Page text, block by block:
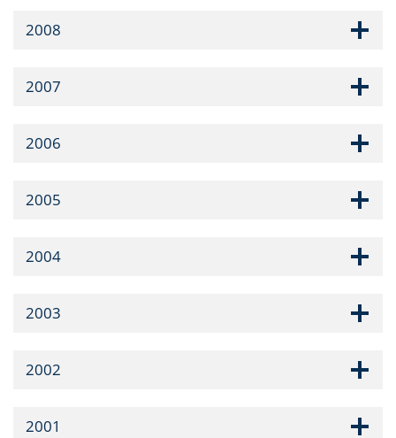
2008
2007
2006
2005
2004
2003
2002
2001